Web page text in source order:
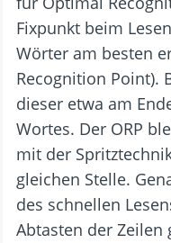
Fixpunkt beim
Wörter am besten
Recognition Point).
dieser etwa am
Wortes. Der ORP
mit der
gleichen Stelle.
des schnellen
Abtasten der